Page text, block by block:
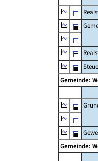
Gemeinde:
Gemeinde: